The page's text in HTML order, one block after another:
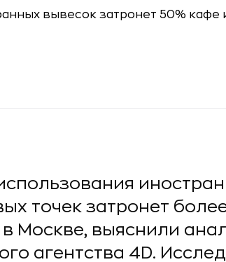
точек затронет
Москве, выяснили
агентства 4D.